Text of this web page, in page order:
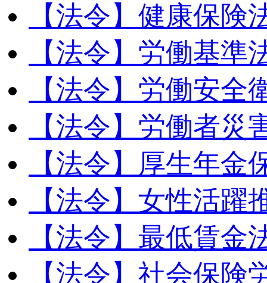
【法令】健康保険
【法令】労働基準
【法令】労働安全
【法令】労働者災
【法令】厚生年金
【法令】女性活躍
【法令】最低賃金
【法令】社会保険